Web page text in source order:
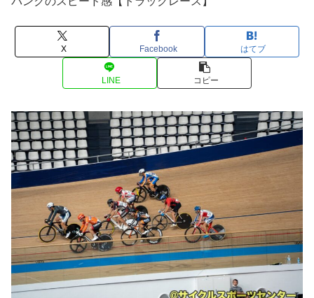
X Facebook はてブ
LINE コピー